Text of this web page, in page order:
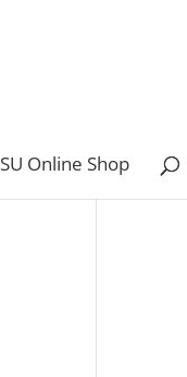
SU Online Shop